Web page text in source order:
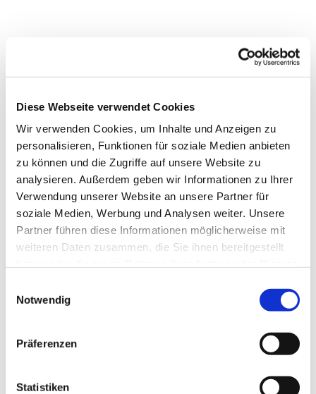
Diese Webseite verwendet Cookies
Wir verwenden Cookies, um Inhalte und Anzeigen zu
personalisieren, Funktionen für soziale Medien anbieten
zu können und die Zugriffe auf unsere Website zu
analysieren. Außerdem geben wir Informationen zu Ihrer
Verwendung unserer Website an unsere Partner für
soziale Medien, Werbung und Analysen weiter. Unsere
Partner führen diese Informationen möglicherweise mit
weiteren Daten zusammen, die Sie ihnen bereitgestellt
Notwendig
Präferenzen
Statistiken
Dies könnte Sie auch
interessieren